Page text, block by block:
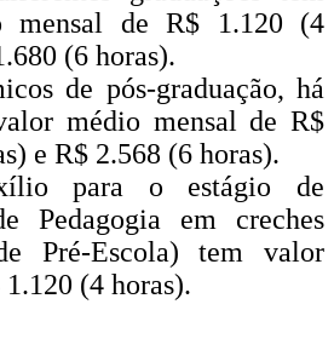
mensal de R$ 1.120 (4
(6 horas).
de pós-graduação, há
médio mensal de R$
e R$ 2.568 (6 horas).
para o estágio de
Pedagogia em creches
Pré-Escola) tem valor
(4 horas).